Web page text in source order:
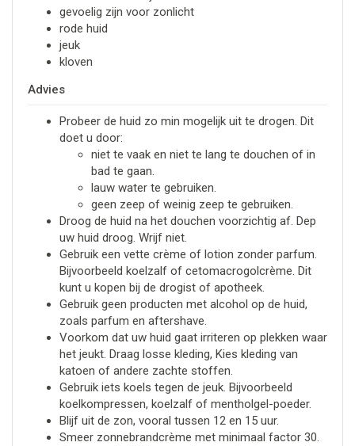
gevoelig zijn voor zonlicht
rode huid
jeuk
kloven
Advies
Probeer de huid zo min mogelijk uit te drogen. Dit
doet u door:
niet te vaak en niet te lang te douchen of in
bad te gaan.
lauw water te gebruiken.
geen zeep of weinig zeep te gebruiken.
Droog de huid na het douchen voorzichtig af. Dep
uw huid droog. Wrijf niet.
Gebruik een vette crème of lotion zonder parfum.
Bijvoorbeeld koelzalf of cetomacrogolcrème. Dit
kunt u kopen bij de drogist of apotheek.
Gebruik geen producten met alcohol op de huid,
zoals parfum en aftershave.
Voorkom dat uw huid gaat irriteren op plekken waar
het jeukt. Draag losse kleding, Kies kleding van
katoen of andere zachte stoffen.
Gebruik iets koels tegen de jeuk. Bijvoorbeeld
koelkompressen, koelzalf of mentholgel-poeder.
Blijf uit de zon, vooral tussen 12 en 15 uur.
Smeer zonnebrandcrème met minimaal factor 30.